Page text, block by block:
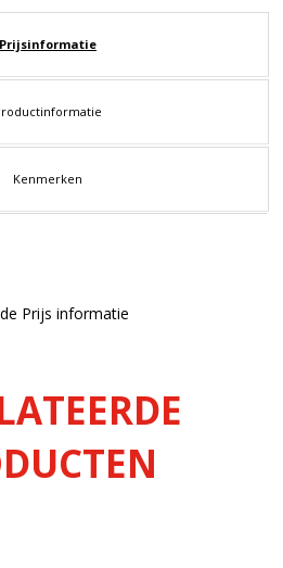
Prijsinformatie
Kenmerken
Prijs informatie